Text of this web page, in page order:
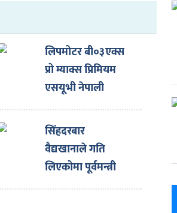
लिपमोटर बी०३एक्स
प्रो म्याक्स प्रिमियम
एसयूभी नेपाली
बजारमा, मूल्य कति
?
सिंहदरबार
वैद्यखानाले गति
लिएकोमा पूर्वमन्त्री
पौडेलबाट खुसी